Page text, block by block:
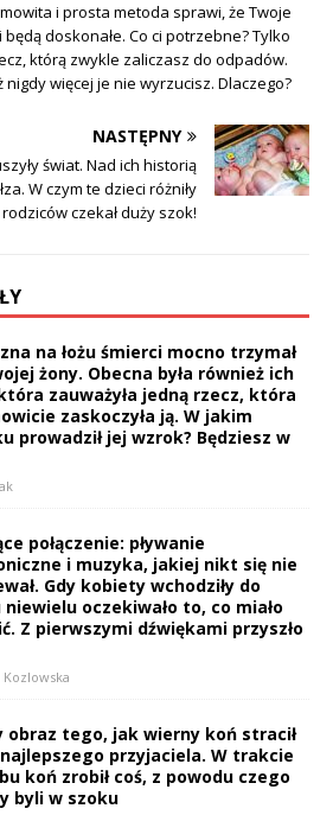
i prosta metoda sprawi, że Twoje
będą doskonałe. Co ci potrzebne? Tylko
którą zwykle zaliczasz do odpadów.
nigdy więcej je nie wyrzucisz. Dlaczego?
NASTĘPNY
świat. Nad ich historią
W czym te dzieci różniły
czekał duży szok!
na łożu śmierci mocno trzymał
żony. Obecna była również ich
zauważyła jedną rzecz, która
zaskoczyła ją. W jakim
prowadził jej wzrok? Będziesz w
połączenie: pływanie
i muzyka, jakiej nikt się nie
Gdy kobiety wchodziły do
niewielu oczekiwało to, co miało
Z pierwszymi dźwiękami przyszło
obraz tego, jak wierny koń stracił
przyjaciela. W trakcie
koń zrobił coś, z powodu czego
byli w szoku